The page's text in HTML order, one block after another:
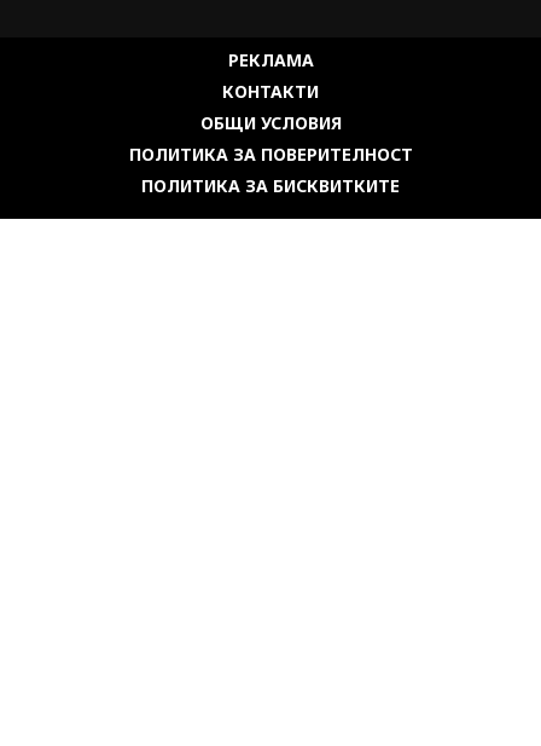
РЕКЛАМА
КОНТАКТИ
ОБЩИ УСЛОВИЯ
ПОЛИТИКА ЗА ПОВЕРИТЕЛНОСТ
ПОЛИТИКА ЗА БИСКВИТКИТЕ